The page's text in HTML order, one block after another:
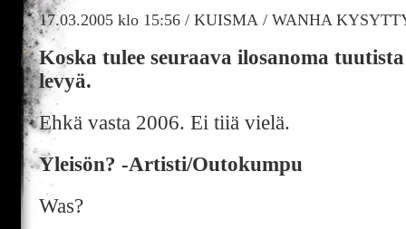
17.03.2005 klo 15:56 / KUISMA / WANHA
Koska tulee seuraava ilosanoma
levyä.
Ehkä vasta 2006. Ei tiiä vielä.
Yleisön? -Artisti/Outokumpu
Was?